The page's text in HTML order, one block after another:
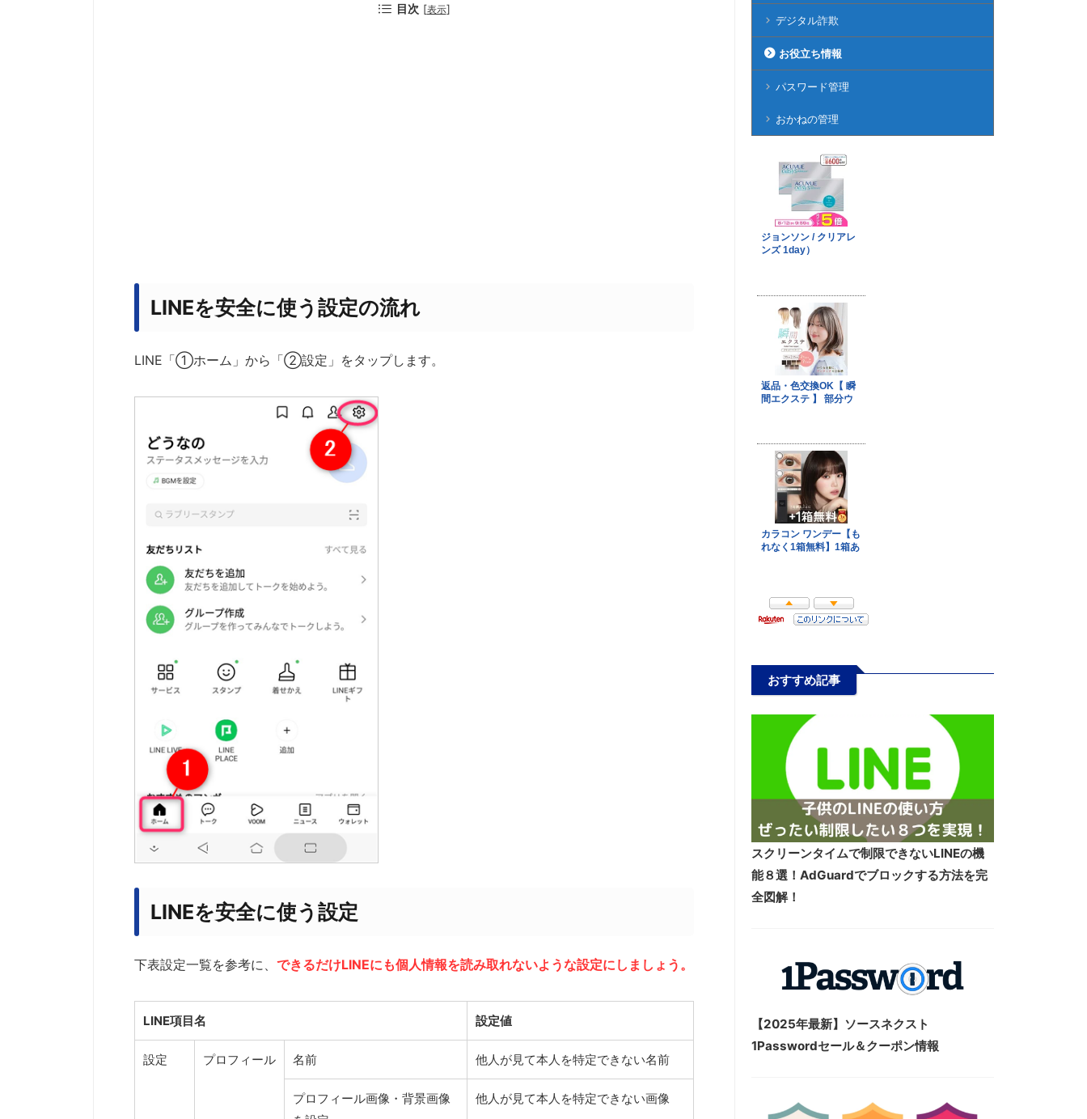
目次 [表示]
LINEを安全に使う設定の流れ
LINE「①ホーム」から「②設定」をタップします。
LINEを安全に使う設定
下表設定一覧を参考に、 できるだけLINEにも個人情報を読み取れないような設定にしましょう。
LINE項目名 設定値
設定 プロフィール 名前 他人が見て本人を特定できない名前
プロフィール画像・背景画像
他人が見て本人を特定できない画像
デジタル詐欺
お役立ち情報
パスワード管理
おかねの管理
おすすめ記事
スクリーンタイムで制限できないLINEの機
能８選！AdGuardでブロックする方法を完
全図解！
【2025年最新】ソースネクスト
1Passwordセール＆クーポン情報